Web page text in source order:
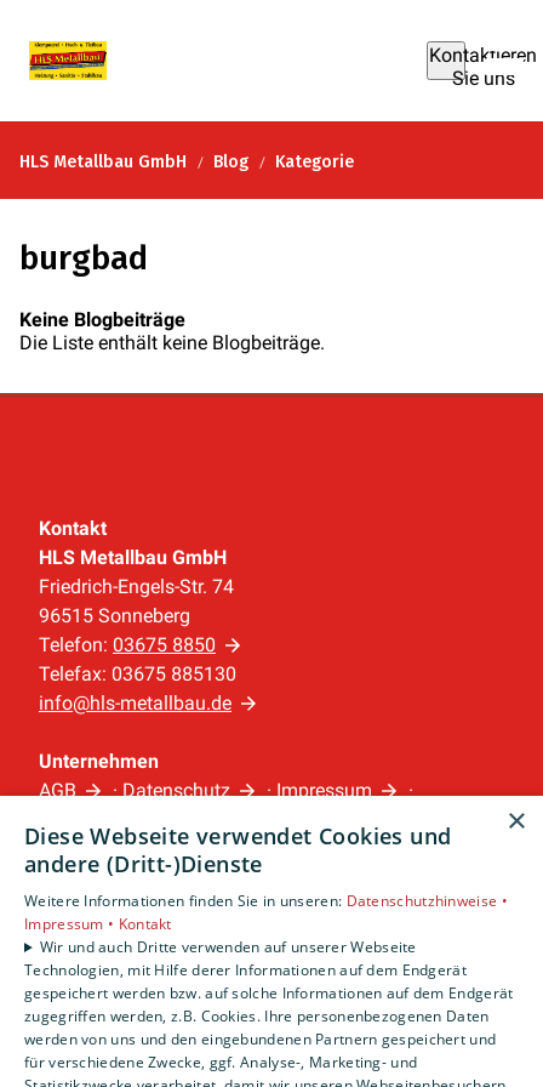
Kontaktieren
Sie uns
HLS Metallbau GmbH Blog Kategorie
burgbad
Keine Blogbeiträge
Die Liste enthält keine Blogbeiträge.
Kontakt
HLS Metallbau GmbH
Friedrich-Engels-Str. 74
96515 Sonneberg
Telefon: 03675 8850
Telefax: 03675 885130
info@hls-metallbau.de
Unternehmen
AGB
·Datenschutz ·Impressum
·
Privatkunden
Gewerbekunden
Karriere
Unternehmen
Standorte
×
Diese Webseite verwendet Cookies und
andere (Dritt-)Dienste
Weitere Informationen finden Sie in unseren: Datenschutzhinweise •
Impressum • Kontakt
Wir und auch Dritte verwenden auf unserer Webseite
Technologien, mit Hilfe derer Informationen auf dem Endgerät
gespeichert werden bzw. auf solche Informationen auf dem Endgerät
zugegriffen werden, z.B. Cookies. Ihre personenbezogenen Daten
werden von uns und den eingebundenen Partnern gespeichert und
für verschiedene Zwecke, ggf. Analyse-, Marketing- und